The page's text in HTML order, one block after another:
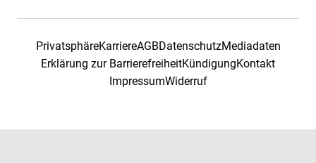
PrivatsphäreKarriereAGBDatenschutzMediadaten
Erklärung zur BarrierefreiheitKündigungKontakt
ImpressumWiderruf